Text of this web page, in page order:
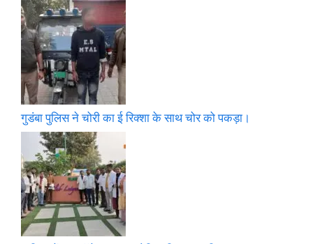
गुडंबा पुलिस ने चोरी का ई रिक्शा के साथ चोर को पकड़ा।